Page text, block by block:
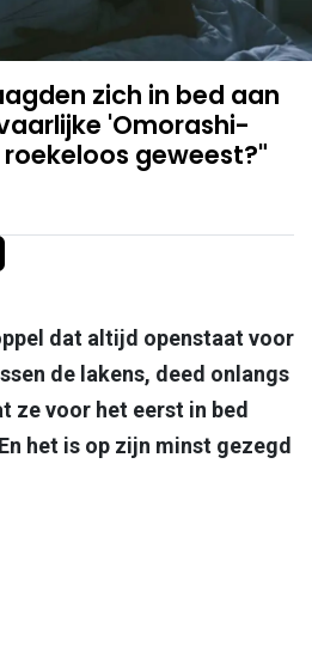
zich in bed aan
'Omorashi-
geweest?"
dat altijd openstaat voor
de lakens, deed onlangs
ze voor het eerst in bed
het is op zijn minst gezegd